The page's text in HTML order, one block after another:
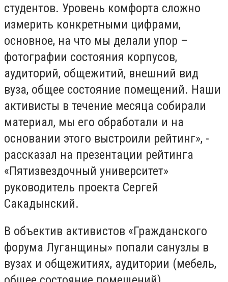
студентов. Уровень комфорта сложно
измерить конкретными цифрами,
основное, на что мы делали упор –
фотографии состояния корпусов,
аудиторий, общежитий, внешний вид
вуза, общее состояние помещений. Наши
активисты в течение месяца собирали
материал, мы его обработали и на
основании этого выстроили рейтинг», -
рассказал на презентации рейтинга
«Пятизвездочный университет»
руководитель проекта Сергей
Сакадынский.
В объектив активистов «Гражданского
форума Луганщины» попали санузлы в
вузах и общежитиях, аудитории (мебель,